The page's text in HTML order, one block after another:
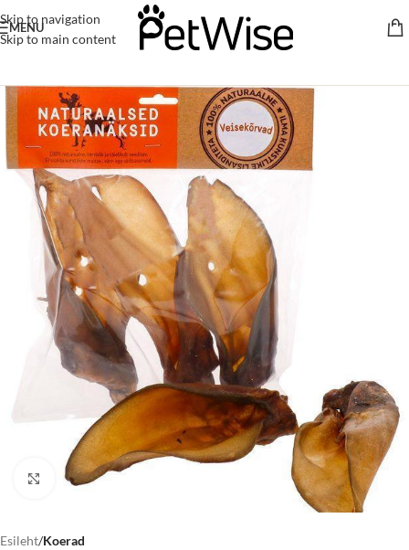
Skip to navigation
Skip to main content
MENU
Click to enlarge
Esileht Koerad